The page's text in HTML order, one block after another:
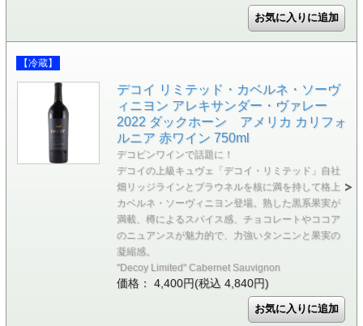
【冷蔵】
デコイ リミテッド・カベルネ・ソーヴ
ィニヨン アレキサンダー・ヴァレー
2022 ダックホーン アメリカ カリフォ
ルニア 赤ワイン 750ml
デコピンワインで話題に！
デコイの上級キュヴェ「デコイ・リミテッド」自社
畑リッジラインとブラウネルを核に満を持して格上
カベルネ・ソーヴィニヨン登場。熟した黒系果実が
満載、樽によるスパイス感、チョコレートやココア
のニュアンスが魅力的で、力強いタンニンと果実の
凝縮感。
"Decoy Limited" Cabernet Sauvignon
価格： 4,400円(税込 4,840円)